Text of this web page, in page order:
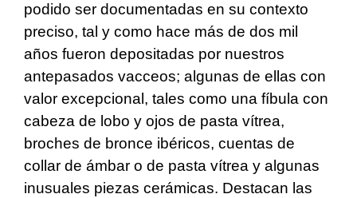
podido ser documentadas en su contexto
preciso, tal y como hace más de dos mil
años fueron depositadas por nuestros
antepasados vacceos; algunas de ellas con
valor excepcional, tales como una fíbula con
cabeza de lobo y ojos de pasta vítrea,
broches de bronce ibéricos, cuentas de
collar de ámbar o de pasta vítrea y algunas
inusuales piezas cerámicas. Destacan las